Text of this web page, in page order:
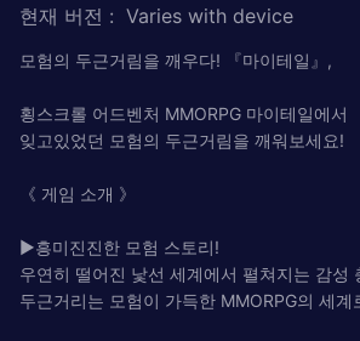
현재 버전 : Varies with device
모험의 두근거림을 깨우다! 『마이테일』,
횡스크롤 어드벤처 MMORPG 마이테일에서
잊고있었던 모험의 두근거림을 깨워보세요!
《 게임 소개 》
▶흥미진진한 모험 스토리!
우연히 떨어진 낯선 세계에서 펼쳐지는 감성
두근거리는 모험이 가득한 MMORPG의 세계